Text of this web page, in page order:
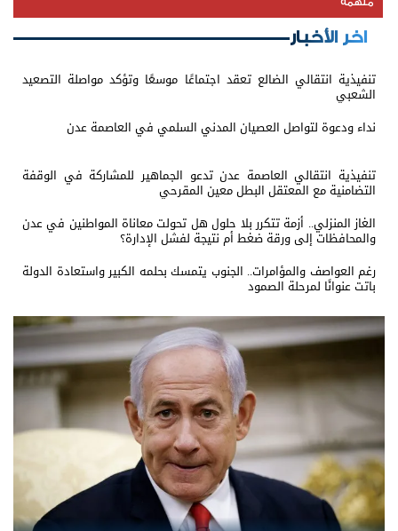
اخر الأخبار
تنفيذية انتقالي الضالع تعقد اجتماعًا موسعًا وتؤكد مواصلة التصعيد
الشعبي
نداء ودعوة لتواصل العصيان المدني السلمي في العاصمة عدن
تنفيذية انتقالي العاصمة عدن تدعو الجماهير للمشاركة في الوقفة
التضامنية مع المعتقل البطل معين المقرحي
الغاز المنزلي.. أزمة تتكرر بلا حلول هل تحولت معاناة المواطنين في عدن
والمحافظات إلى ورقة ضغط أم نتيجة لفشل الإدارة؟
رغم العواصف والمؤامرات.. الجنوب يتمسك بحلمه الكبير واستعادة الدولة
باتت عنوانًا لمرحلة الصمود